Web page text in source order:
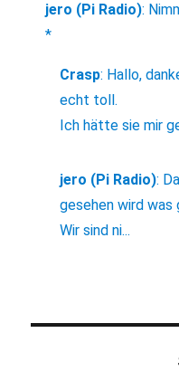
jero (Pi Radio):
*
Crasp: Hallo,
echt toll.
Ich hätte sie mir
jero (Pi Radio):
gesehen wird was
Wir sind ni...